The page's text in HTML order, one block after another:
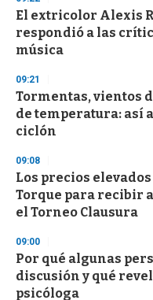
s
o
f
3
s
e
c
o
n
El extricolor Alexis
respondió a las
música
09:21
Tormentas, vientos
de temperatura: así
ciclón
09:08
Los precios
Torque para recibir
el Torneo Clausura
09:00
Por qué algunas
discusión y qué
psicóloga